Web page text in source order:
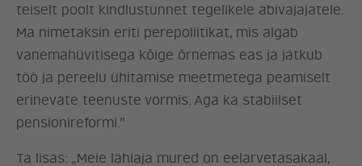
teiselt poolt kindlustunnet tegelikele abivajajatele.
Ma nimetaksin eriti perepoliitikat, mis algab
vanemahüvitisega kõige õrnemas eas ja jätkub
töö ja pereelu ühitamise meetmetega peamiselt
erinevate teenuste vormis. Aga ka stabiilset
pensionireformi.”
Ta lisas: „Meie lähiaja mured on eelarvetasakaal,